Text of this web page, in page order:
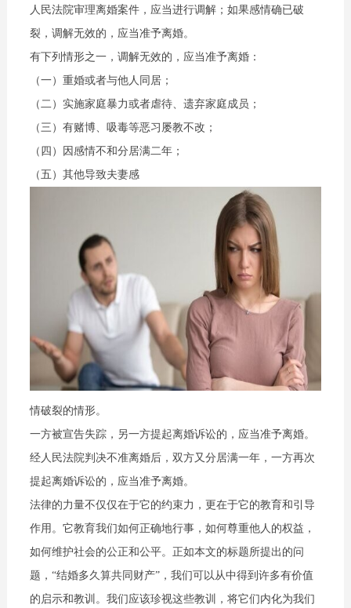
人民法院审理离婚案件，应当进行调解；如果感情确已破
裂，调解无效的，应当准予离婚。
有下列情形之一，调解无效的，应当准予离婚：
（一）重婚或者与他人同居；
（二）实施家庭暴力或者虐待、遗弃家庭成员；
（三）有赌博、吸毒等恶习屡教不改；
（四）因感情不和分居满二年；
（五）其他导致夫妻感
情破裂的情形。
一方被宣告失踪，另一方提起离婚诉讼的，应当准予离婚。
经人民法院判决不准离婚后，双方又分居满一年，一方再次
提起离婚诉讼的，应当准予离婚。
法律的力量不仅仅在于它的约束力，更在于它的教育和引导
作用。它教育我们如何正确地行事，如何尊重他人的权益，
如何维护社会的公正和公平。正如本文的标题所提出的问
题，“结婚多久算共同财产”，我们可以从中得到许多有价值
的启示和教训。我们应该珍视这些教训，将它们内化为我们